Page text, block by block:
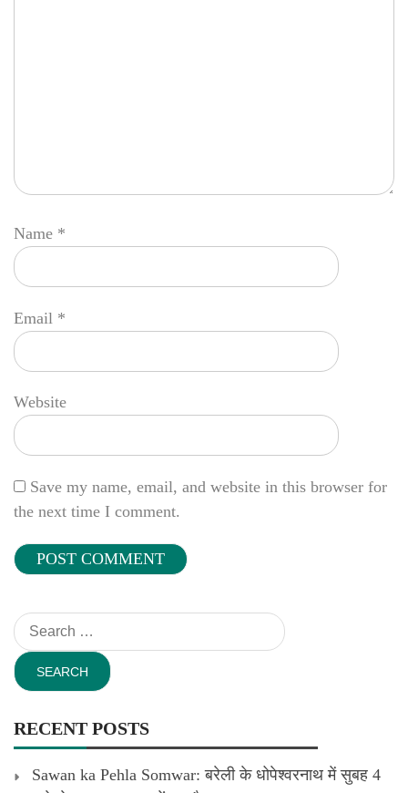
Name *
Email *
Website
Save my name, email, and website in this browser for
the next time I comment.
Search
for:
RECENT POSTS
Sawan ka Pehla Somwar: बरेली के धोपेश्वरनाथ में सुबह 4